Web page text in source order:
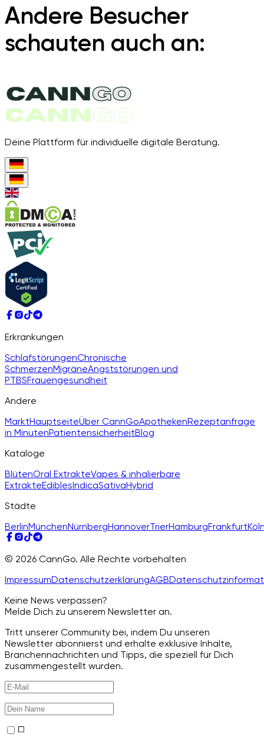
Andere Besucher
schauten auch an:
Deine Plattform für individuelle digitale Beratung.
Erkrankungen
SchlafstörungenChronische
SchmerzenMigräneAngststörungen und
PTBSFrauengesundheit
Andere
MarktHauptseiteÜber CannGoApothekenRezeptanfrage
in MinutenPatientensicherheitBlog
Kataloge
BlütenOral ExtrakteVapes & inhalierbare
ExtrakteEdiblesIndicaSativaHybrid
Städte
BerlinMünchenNürnbergHannoverTrierHamburgFrankfurt
© 2026 CannGo. Alle Rechte vorbehalten
ImpressumDatenschutzerklärungAGB
Keine News verpassen?
Melde Dich zu unserem Newsletter an.
Tritt unserer Community bei, indem Du unseren
Newsletter abonnierst und erhalte exklusive Inhalte,
Branchennachrichten und Tipps, die speziell für Dich
zusammengestellt wurden.